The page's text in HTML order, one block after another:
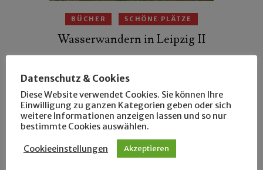
BÜCHER SCHÖNE PLÄTZE
Wasserwandern in Leipzig II
Datenschutz & Cookies
Diese Website verwendet Cookies. Sie können Ihre
Einwilligung zu ganzen Kategorien geben oder sich
weitere Informationen anzeigen lassen und so nur
bestimmte Cookies auswählen.
Cookieeinstellungen Akzeptieren